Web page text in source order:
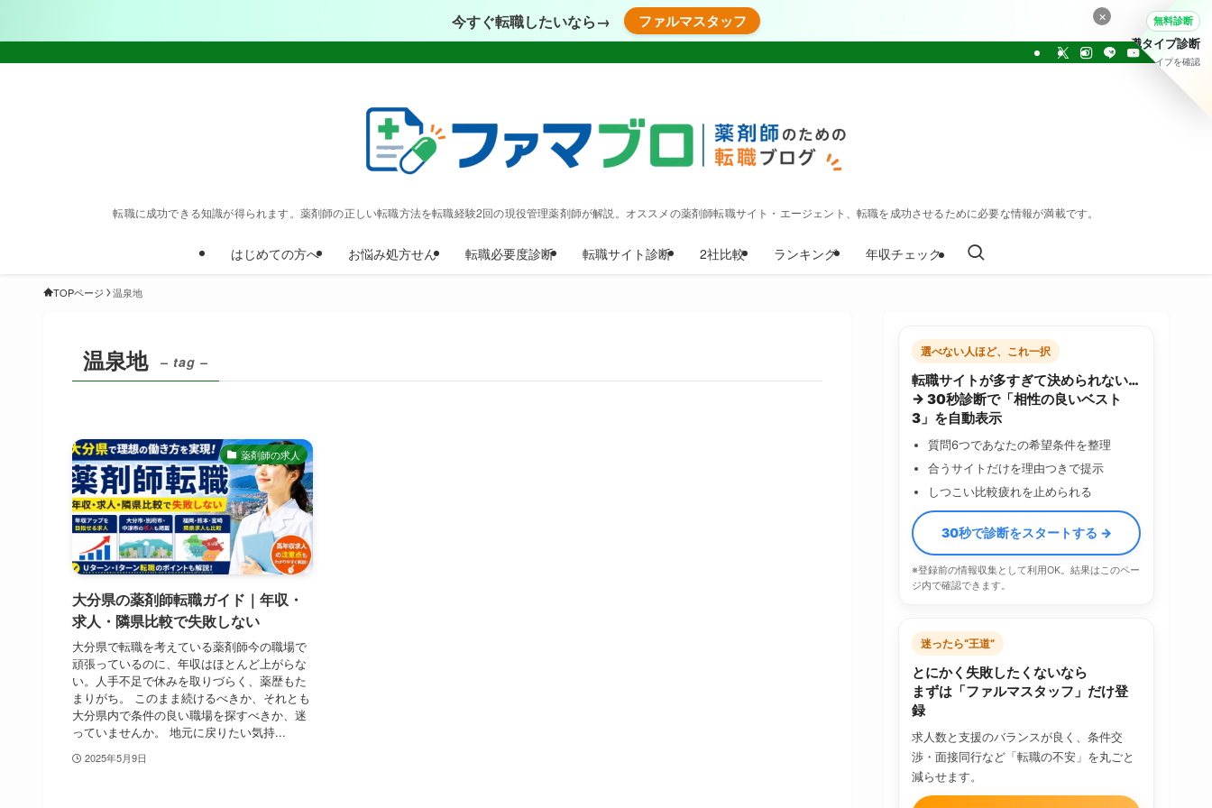
今すぐ転職したいなら→ ファルマスタッフ
転職に成功できる知識が得られます。薬剤師の正しい転職方法を転職経験2回の現役管理薬剤師が解説。オススメの薬剤師転職サイト・エージェント、転職を成功させるために必要な情報が満載です。
はじめての方へ お悩み処方せん 転職必要度診断 転職サイト診断 2社比較 ランキング 年収チェック
TOPページ 温泉地
温泉地 – tag –
薬剤師の求人
大分県の薬剤師転職ガイド｜年収・
求人・隣県比較で失敗しない
大分県で転職を考えている薬剤師今の職場で
頑張っているのに、年収はほとんど上がらな
い。人手不足で休みを取りづらく、薬歴もた
まりがち。 このまま続けるべきか、それとも
大分県内で条件の良い職場を探すべきか、迷
っていませんか。 地元に戻りたい気持...
2025年5月9日
選べない人ほど、これ一択
転職サイトが多すぎて決められない…
→ 30秒診断で「相性の良いベスト
3」を自動表示
質問6つであなたの希望条件を整理
合うサイトだけを理由つきで提示
しつこい比較疲れを止められる
30秒で診断をスタートする →
※登録前の情報収集として利用OK。結果はこのペー
ジ内で確認できます。
迷ったら“王道”
とにかく失敗したくないなら
まずは「ファルマスタッフ」だけ登
録
求人数と支援のバランスが良く、条件交
渉・面接同行など「転職の不安」を丸ごと
減らせます。
× 無料診断
転職タイプ診断
30問でタイプを確認